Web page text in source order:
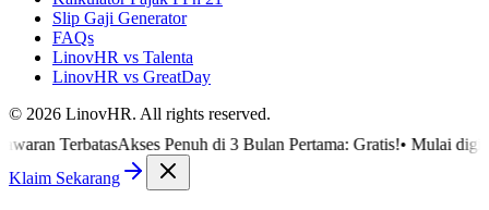
Slip Gaji Generator
FAQs
LinovHR vs Talenta
LinovHR vs GreatDay
© 2026 LinovHR. All rights reserved.
Akses Penuh di 3 Bulan Pertama: Gratis!•Mulai digitalisasi
Klaim Sekarang